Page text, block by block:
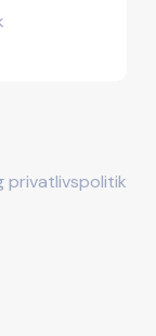
privatlivspolitik